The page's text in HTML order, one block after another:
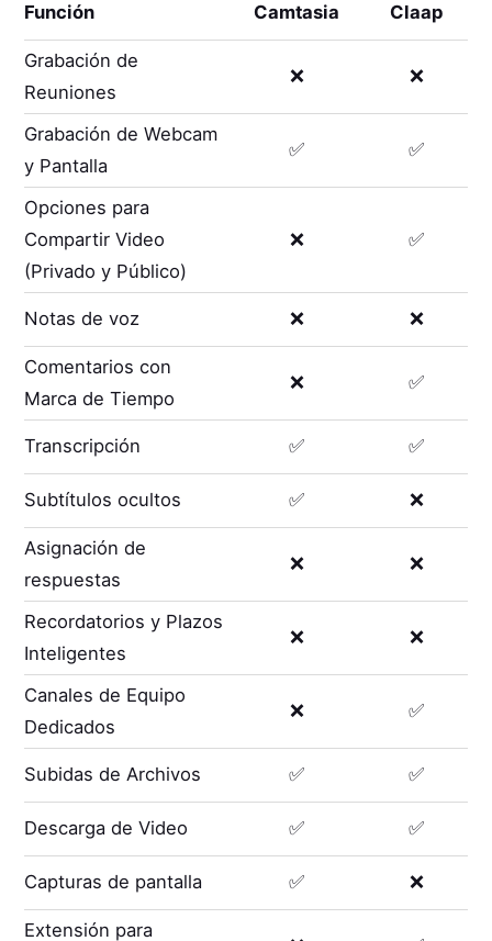
Función Camtasia Claap
Grabación de
Reuniones
❌ ❌
Grabación de Webcam
y Pantalla
✅ ✅
Opciones para
Compartir Video
(Privado y Público)
❌ ✅
Notas de voz ❌ ❌
Comentarios con
Marca de Tiempo
❌ ✅
Transcripción ✅ ✅
Subtítulos ocultos ✅ ❌
Asignación de
respuestas
❌ ❌
Recordatorios y Plazos
Inteligentes
❌ ❌
Canales de Equipo
Dedicados
❌ ✅
Subidas de Archivos ✅ ✅
Descarga de Video ✅ ✅
Capturas de pantalla ✅ ❌
Extensión para